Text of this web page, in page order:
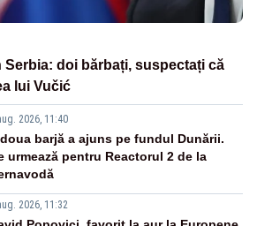
doi bărbați, suspectați că
lui Vučić
2026, 11:40
barjă a ajuns pe fundul Dunării.
urmează pentru Reactorul 2 de la
2026, 11:32